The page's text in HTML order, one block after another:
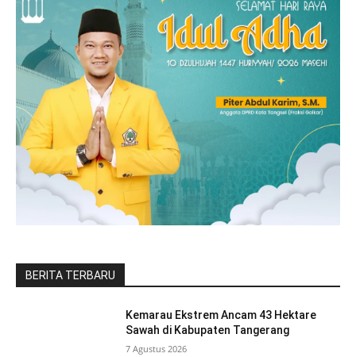
BERITA TERBARU
Kemarau Ekstrem Ancam 43 Hektare
Sawah di Kabupaten Tangerang
7 Agustus 2026